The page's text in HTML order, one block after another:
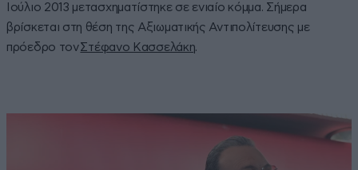
Ιούλιο 2013 μετασχηματίστηκε σε ενιαίο κόμμα. Σήμερα
βρίσκεται στη θέση της Αξιωματικής Αντιπολίτευσης με
πρόεδρο τονΣτέφανο Κασσελάκη.